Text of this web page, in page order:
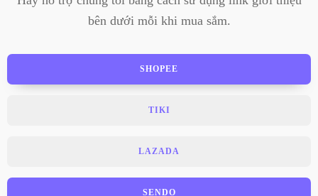
bên dưới mỗi khi mua sắm.
SHOPEE
TIKI
LAZADA
SENDO